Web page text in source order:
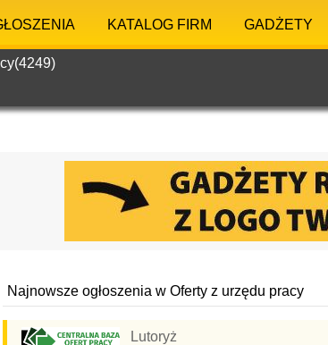
KATALOG FIRM GADŻETY
Najnowsze ogłoszenia w Oferty z urzędu pracy
Lutoryż